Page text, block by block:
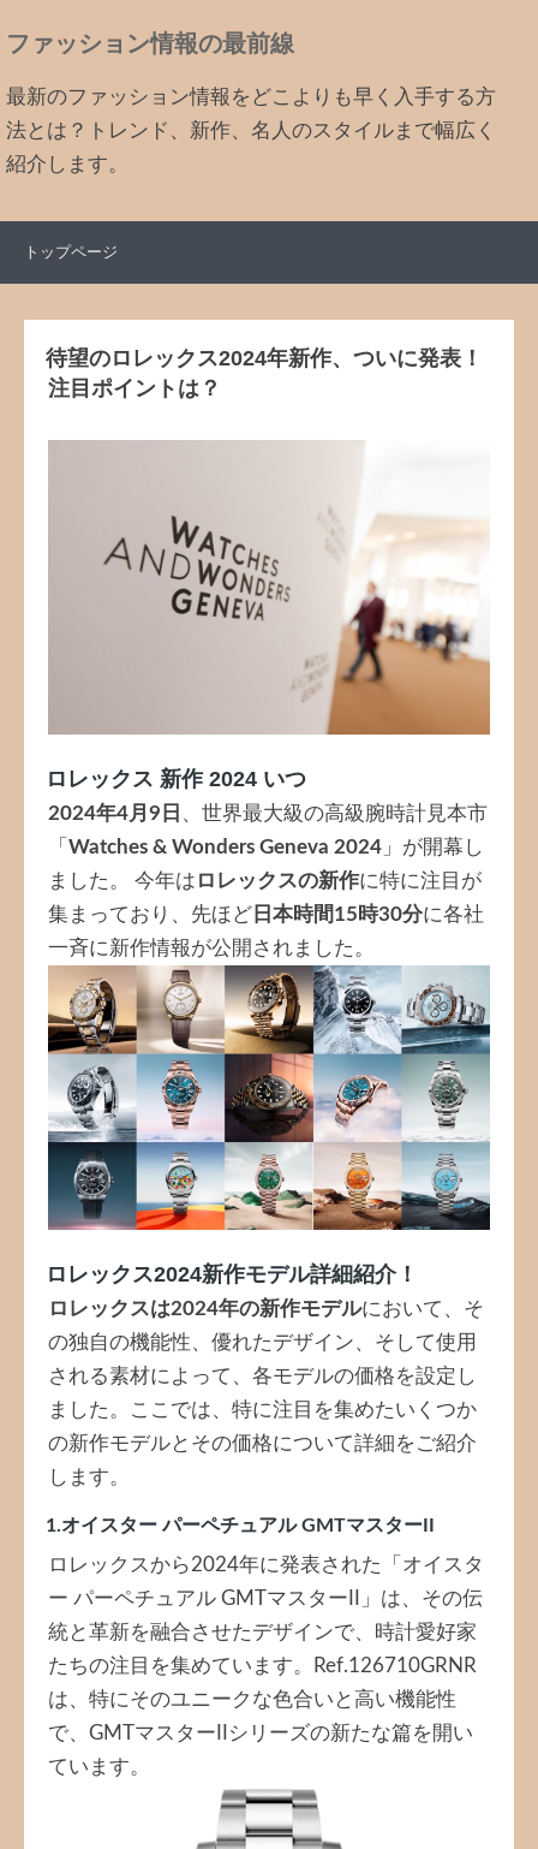
ファッション情報の最前線
最新のファッション情報をどこよりも早く入手する方
法とは？トレンド、新作、名人のスタイルまで幅広く
紹介します。
トップページ
待望のロレックス2024年新作、ついに発表！
注目ポイントは？
ロレックス 新作 2024 いつ
2024年4月9日 、世界最大級の高級腕時計見本市
「 Watches & Wonders Geneva 2024 」が開幕し
ました。 今年は ロレックスの新作に特に注目が
集まっており、先ほど 日本時間15時30分に各社
一斉に新作情報が公開されました。
ロレックス2024新作モデル詳細紹介！
ロレックスは2024年の新作モデルにおいて、そ
の独自の機能性、優れたデザイン、そして使用
される素材によって、各モデルの価格を設定し
ました。ここでは、特に注目を集めたいくつか
の新作モデルとその価格について詳細をご紹介
します。
1.オイスター パーペチュアル GMTマスターII
ロレックスから2024年に発表された「オイスタ
ー パーペチュアル GMTマスターII」は、その伝
統と革新を融合させたデザインで、時計愛好家
たちの注目を集めています。Ref.126710GRNR
は、特にそのユニークな色合いと高い機能性
で、GMTマスターIIシリーズの新たな篇を開い
ています。